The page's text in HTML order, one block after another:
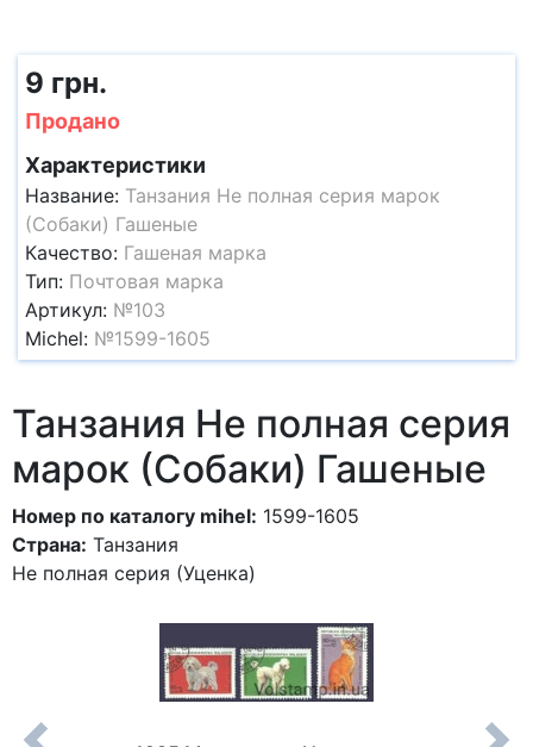
9 грн.
Продано
Характеристики
Название: Танзания Не полная серия марок
(Собаки) Гашеные
Качество: Гашеная марка
Тип: Почтовая марка
Артикул: №103
Michel: №1599-1605
Танзания Не полная серия
марок (Собаки) Гашеные
Номер по каталогу mihel: 1599-1605
Страна: Танзания
Не полная серия (Уценка)